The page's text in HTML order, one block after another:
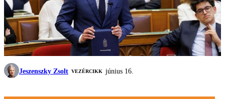
Jeszenszky Zsolt VEZÉRCIKK június 16.